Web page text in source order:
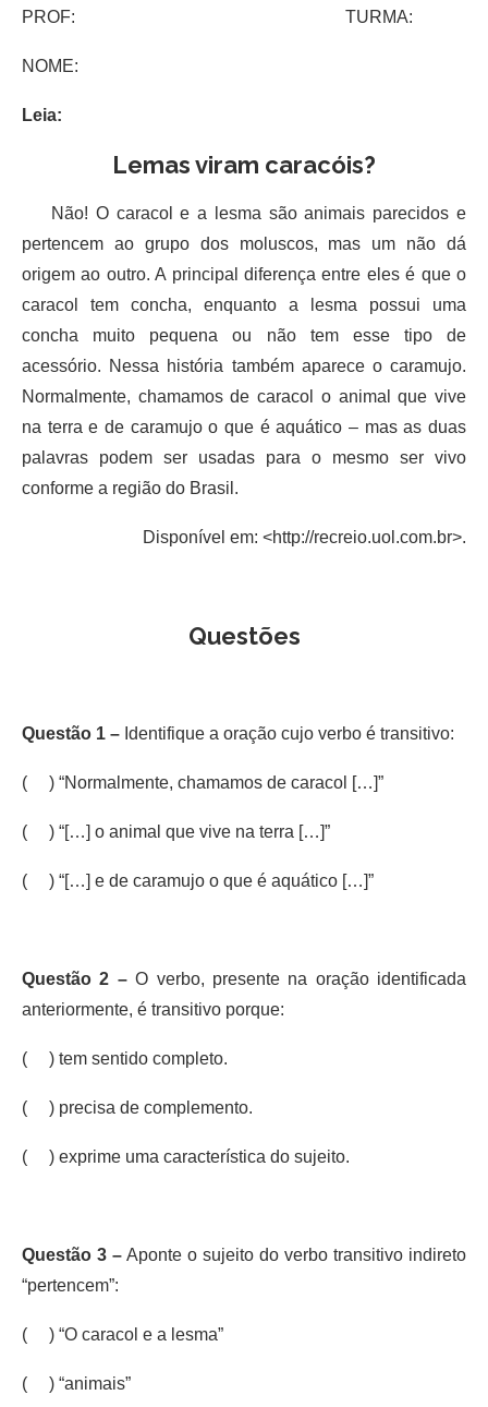
PROF: TURMA:
NOME:
Leia:
Lemas viram caracóis?
Não! O caracol e a lesma são animais parecidos e
pertencem ao grupo dos moluscos, mas um não dá
origem ao outro. A principal diferença entre eles é que o
caracol tem concha, enquanto a lesma possui uma
concha muito pequena ou não tem esse tipo de
acessório. Nessa história também aparece o caramujo.
Normalmente, chamamos de caracol o animal que vive
na terra e de caramujo o que é aquático – mas as duas
palavras podem ser usadas para o mesmo ser vivo
conforme a região do Brasil.
Disponível em: <http://recreio.uol.com.br>.
Questões
Questão 1 – Identifique a oração cujo verbo é transitivo:
( ) “Normalmente, chamamos de caracol […]”
( ) “[…] o animal que vive na terra […]”
( ) “[…] e de caramujo o que é aquático […]”
Questão 2 –O verbo, presente na oração identificada
anteriormente, é transitivo porque:
( ) tem sentido completo.
( ) precisa de complemento.
( ) exprime uma característica do sujeito.
Questão 3 – Aponte o sujeito do verbo transitivo indireto
“pertencem”:
( ) “O caracol e a lesma”
( ) “animais”